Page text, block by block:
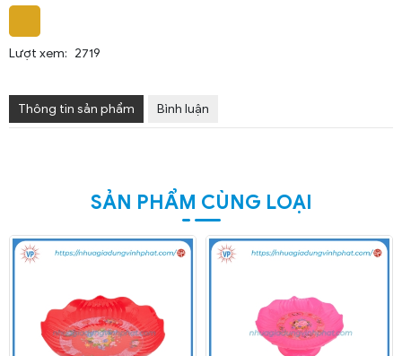
Lượt xem: 2719
Thông tin sản phẩm Bình luận
SẢN PHẨM CÙNG LOẠI